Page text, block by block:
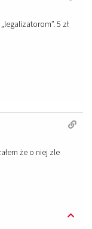
5 zł
że o niej zle